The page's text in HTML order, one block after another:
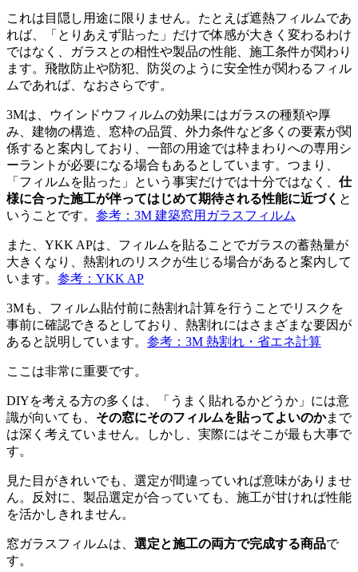
これは目隠し用途に限りません。たとえば遮熱フィルムであ
れば、「とりあえず貼った」だけで体感が大きく変わるわけ
ではなく、ガラスとの相性や製品の性能、施工条件が関わり
ます。飛散防止や防犯、防災のように安全性が関わるフィル
ムであれば、なおさらです。
3Mは、ウインドウフィルムの効果にはガラスの種類や厚
み、建物の構造、窓枠の品質、外力条件など多くの要素が関
係すると案内しており、一部の用途では枠まわりへの専用シ
ーラントが必要になる場合もあるとしています。つまり、
「フィルムを貼った」という事実だけでは十分ではなく、 仕
様に合った施工が伴ってはじめて期待される性能に近づく と
いうことです。 参考：3M 建築窓用ガラスフィルム
また、YKK APは、フィルムを貼ることでガラスの蓄熱量が
大きくなり、熱割れのリスクが生じる場合があると案内して
います。 参考：YKK AP
3Mも、フィルム貼付前に熱割れ計算を行うことでリスクを
事前に確認できるとしており、熱割れにはさまざまな要因が
あると説明しています。 参考：3M 熱割れ・省エネ計算
ここは非常に重要です。
DIYを考える方の多くは、「うまく貼れるかどうか」には意
識が向いても、 その窓にそのフィルムを貼ってよいのかまで
は深く考えていません。しかし、実際にはそこが最も大事で
す。
見た目がきれいでも、選定が間違っていれば意味がありませ
ん。反対に、製品選定が合っていても、施工が甘ければ性能
を活かしきれません。
窓ガラスフィルムは、 選定と施工の両方で完成する商品で
す。